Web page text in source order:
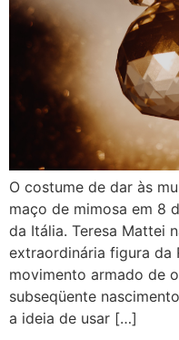
O costume de dar às
maço de mimosa em 8
da Itália. Teresa Mattei
extraordinária figura da
movimento armado de
subseqüente
a ideia de usar […]